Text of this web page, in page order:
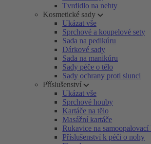
Tvrdidlo na nehty
Kosmetické sady
Ukázat vše
Sprchové a koupelové sety
Sada na pedikúru
Dárkové sady
Sada na manikúru
Sady péče o tělo
Sady ochrany proti slunci
Příslušenství
Ukázat vše
Sprchové houby
Kartáče na tělo
Masážní kartáče
Rukavice na samoopalovací
Příslušenství k péči o nohy